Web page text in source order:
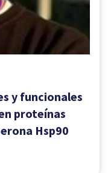
y funcionales
proteínas
Hsp90